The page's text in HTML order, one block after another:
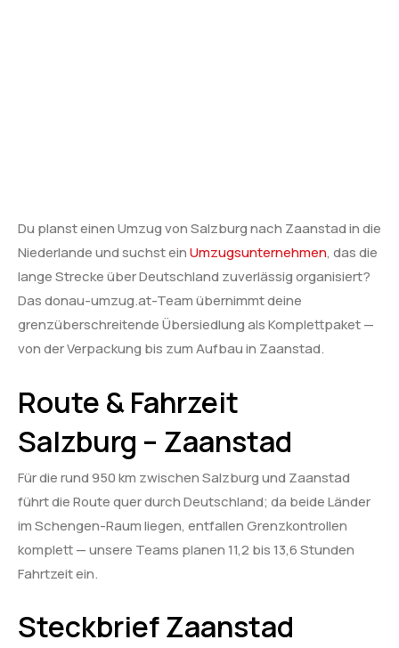
Du planst einen Umzug von Salzburg nach Zaanstad in die
Niederlande und suchst einUmzugsunternehmen, das die
lange Strecke über Deutschland zuverlässig organisiert?
Das donau-umzug.at-Team übernimmt deine
grenzüberschreitende Übersiedlung als Komplettpaket —
von der Verpackung bis zum Aufbau in Zaanstad.
Route & Fahrzeit
Salzburg – Zaanstad
Für die rund 950 km zwischen Salzburg und Zaanstad
führt die Route quer durch Deutschland; da beide Länder
im Schengen-Raum liegen, entfallen Grenzkontrollen
komplett — unsere Teams planen 11,2 bis 13,6 Stunden
Fahrtzeit ein.
Steckbrief Zaanstad